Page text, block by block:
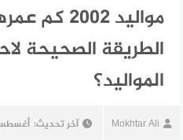
مواليد
الطريقة الصحيحة
المواليد؟
Mokhtar Ali آخر تحديث: أغسطس 13,